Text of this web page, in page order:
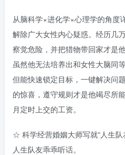
从脑科学×进化学×心理学的角度
解除广大女性内心疑惑。经历几
察觉危险，并把猎物带回家才是
虽然他无法培养出和女性大脑同
但能快速锁定目标，一键解决问
的惊喜，遵守规则才是他竭尽所
月定时上交的工资。
☆ 科学经营婚姻大师写就“人生
人生队友乖乖听话。